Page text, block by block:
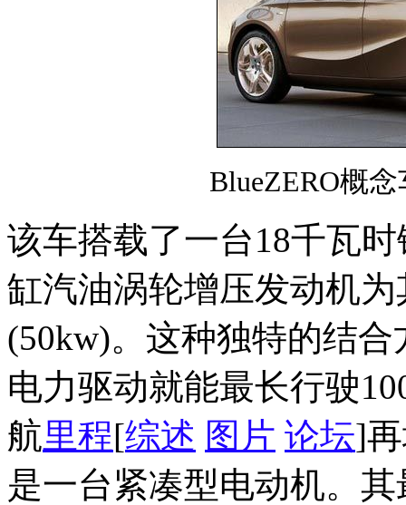
BlueZERO概
该车搭载了一台18千瓦
缸汽油涡轮增压发动机
(50kw)。这种独特的结
电力驱动就能最长行驶
航里程[综述 图片 论坛]
是一台紧凑型电动机。